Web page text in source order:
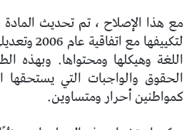
لتكييفها
اللغة وهيكلها ومحتواها. وبهذه
الحقوق والواجبات التي
كمواطنين أحرار ومتساوين.